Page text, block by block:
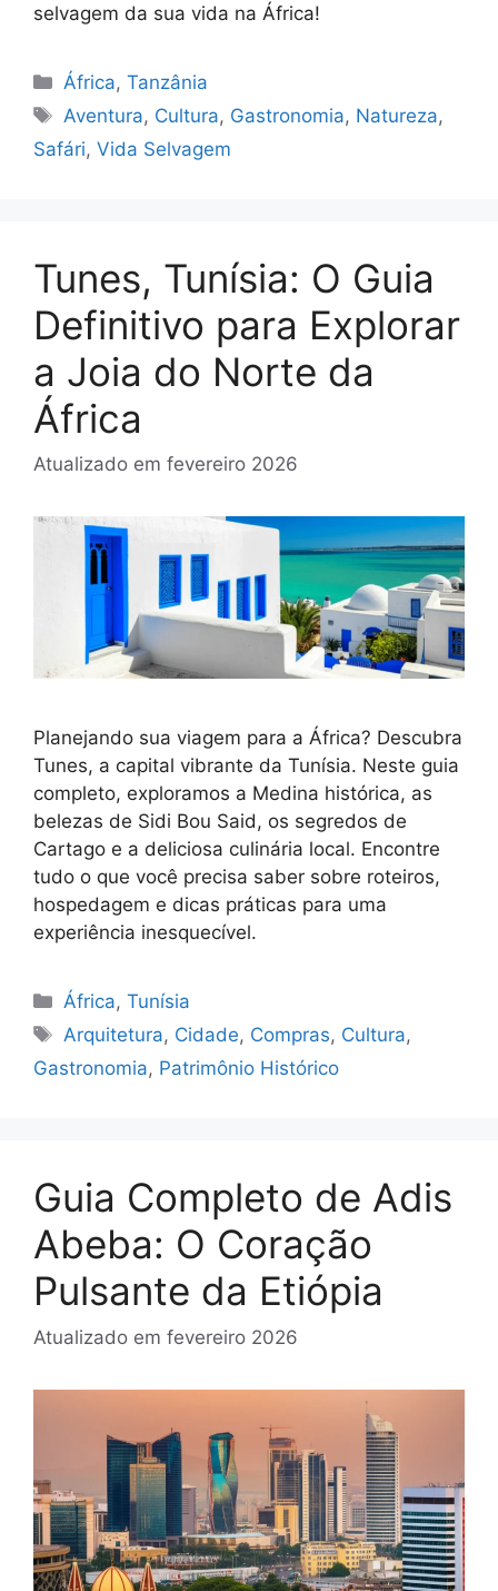
selvagem da sua vida na África!
Categorias
África,Tanzânia
Tags
Aventura, Cultura, Gastronomia, Natureza,
Safári, Vida Selvagem
Tunes, Tunísia: O Guia
Definitivo para Explorar
a Joia do Norte da
África
Atualizado em fevereiro 2026
Planejando sua viagem para a África? Descubra
Tunes, a capital vibrante da Tunísia. Neste guia
completo, exploramos a Medina histórica, as
belezas de Sidi Bou Said, os segredos de
Cartago e a deliciosa culinária local. Encontre
tudo o que você precisa saber sobre roteiros,
hospedagem e dicas práticas para uma
experiência inesquecível.
Categorias
África,Tunísia
Tags
Arquitetura, Cidade, Compras, Cultura,
Gastronomia, Patrimônio Histórico
Guia Completo de Adis
Abeba: O Coração
Pulsante da Etiópia
Atualizado em fevereiro 2026